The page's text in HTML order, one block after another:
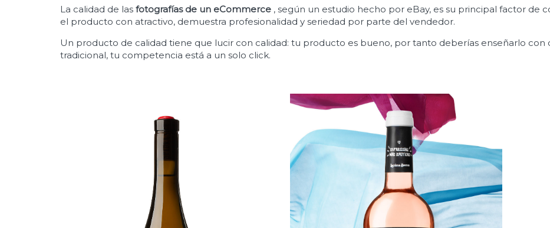
La calidad de las fotografías de un eCommerce , según un estudio hecho por eBay, es su principal factor de
el producto con atractivo, demuestra profesionalidad y seriedad por parte del vendedor.
Un producto de calidad tiene que lucir con calidad: tu producto es bueno, por tanto deberías enseñarlo con
tradicional, tu competencia está a un solo click.